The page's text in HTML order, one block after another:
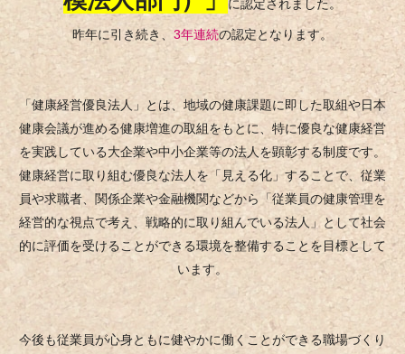
に認定されました。
昨年に引き続き、 3年連続の認定となります。
「健康経営優良法人」とは、地域の健康課題に即した取組や日本
健康会議が進める健康増進の取組をもとに、特に優良な健康経営
を実践している大企業や中小企業等の法人を顕彰する制度です。
健康経営に取り組む優良な法人を「見える化」することで、従業
員や求職者、関係企業や金融機関などから「従業員の健康管理を
経営的な視点で考え、戦略的に取り組んでいる法人」として社会
的に評価を受けることができる環境を整備することを目標として
います。
今後も従業員が心身ともに健やかに働くことができる職場づくり